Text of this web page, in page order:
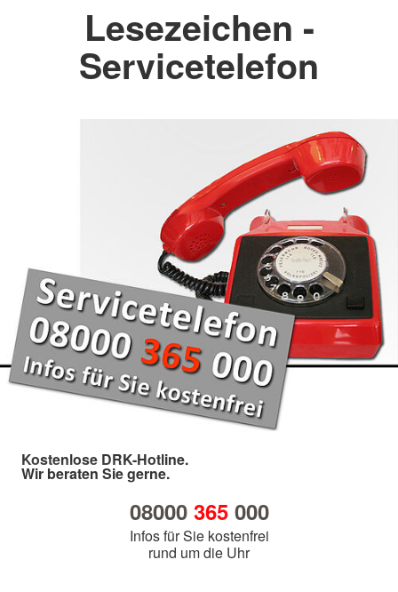
Lesezeichen -
Servicetelefon
Kostenlose DRK-Hotline.
Wir beraten Sie gerne.
08000 365000
Infos für Sie kostenfrei
rund um die Uhr